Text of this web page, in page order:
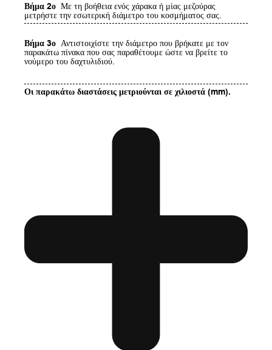
Βήμα 2ο Με τη βοήθεια ενός χάρακα ή μίας μεζούρας
μετρήστε την εσωτερική διάμετρο του κοσμήματος σας.
Βήμα 3ο Αντιστοιχίστε την διάμετρο που βρήκατε με τον
παρακάτω πίνακα που σας παραθέτουμε ώστε να βρείτε το
νούμερο του δαχτυλιδιού.
Οι παρακάτω διαστάσεις μετριούνται σε χιλιοστά (mm).